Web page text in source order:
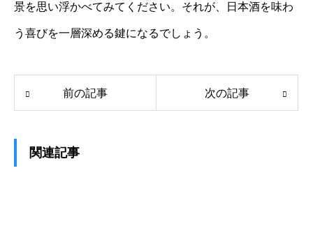
景を思い浮かべてみてください。それが、日本酒を味わ
う喜びを一層深める鍵になるでしょう。
前の記事 次の記事
関連記事